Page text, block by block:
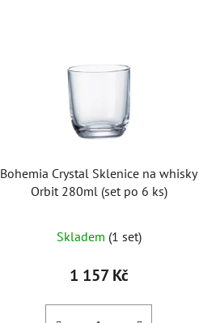
Bohemia Crystal Sklenice na whisky
Orbit 280ml (set po 6 ks)
Skladem (1 set)
1 157 Kč